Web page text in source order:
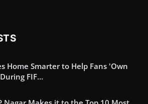
Home Smarter to Help Fans 'Own
FIF…